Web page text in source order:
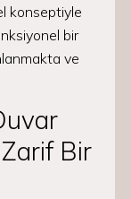
konseptiyle
bir
ve
Zarif Bir